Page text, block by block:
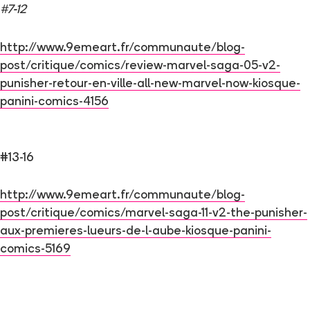
#7-12
http://www.9emeart.fr/communaute/blog-
post/critique/comics/review-marvel-saga-05-v2-
punisher-retour-en-ville-all-new-marvel-now-kiosque-
panini-comics-4156
#13-16
http://www.9emeart.fr/communaute/blog-
post/critique/comics/marvel-saga-11-v2-the-punisher-
aux-premieres-lueurs-de-l-aube-kiosque-panini-
comics-5169